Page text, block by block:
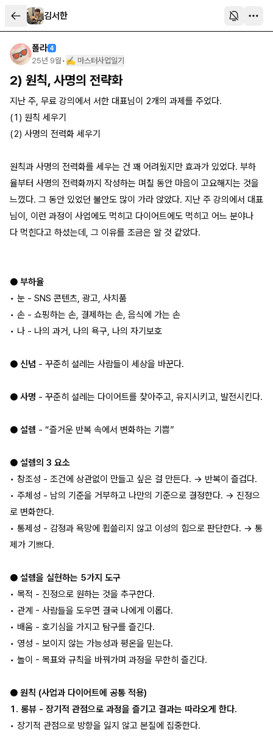
김서한
폴라 4
25년 9월 • ✍️ 마스터사업일기
2) 원칙, 사명의 전략화
지난 주, 무료 강의에서 서한 대표님이 2개의 과제를 주었다.
(1) 원칙 세우기
(2) 사명의 전력화 세우기
원칙과 사명의 전력화를 세우는 건 꽤 어려웠지만 효과가 있었다. 부하
율부터 사명의 전력화까지 작성하는 며칠 동안 마음이 고요해지는 것을
느꼈다. 그 동안 있었던 불안도 많이 가라 앉았다. 지난 주 강의에서 대표
님이, 이런 과정이 사업에도 먹히고 다이어트에도 먹히고 어느 분야나
다 먹힌다고 하셨는데, 그 이유를 조금은 알 것 같았다.
● 부하율
• 눈 - SNS 콘텐츠, 광고, 사치품
• 손 - 쇼핑하는 손, 결제하는 손, 음식에 가는 손
• 나 - 나의 과거, 나의 욕구, 나의 자기보호
● 신념 - 꾸준히 설레는 사람들이 세상을 바꾼다.
● 사명 - 꾸준히 설레는 다이어트를 찾아주고, 유지시키고, 발전시킨다.
● 설렘 - “즐거운 반복 속에서 변화하는 기쁨”
● 설렘의 3 요소
• 창조성 - 조건에 상관없이 만들고 싶은 걸 만든다. → 반복이 즐겁다.
• 주체성 - 남의 기준을 거부하고 나만의 기준으로 결정한다. → 진정으
로 변화한다.
• 통제성 - 감정과 욕망에 휩쓸리지 않고 이성의 힘으로 판단한다. → 통
제가 기쁘다.
● 설렘을 실현하는 5가지 도구
• 목적 - 진정으로 원하는 것을 추구한다.
• 관계 - 사람들을 도우면 결국 나에게 이롭다.
• 배움 - 호기심을 가지고 탐구를 즐긴다.
• 영성 - 보이지 않는 가능성과 평온을 믿는다.
• 놀이 - 목표와 규칙을 바꿔가며 과정을 무한히 즐긴다.
● 원칙 (사업과 다이어트에 공통 적용)
1. 롱뷰 - 장기적 관점으로 과정을 즐기고 결과는 따라오게 한다.
• 장기적 관점으로 방향을 잃지 않고 본질에 집중한다.